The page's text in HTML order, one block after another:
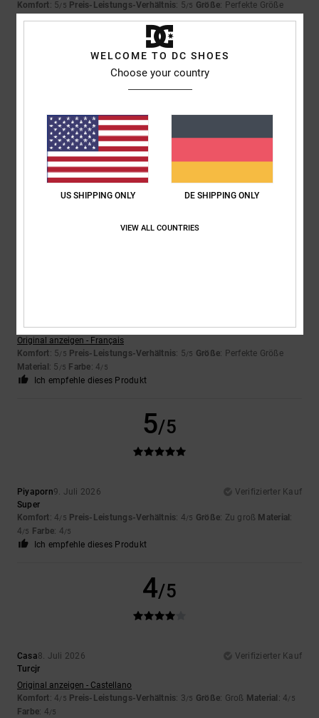
Komfort: 5/5 Preis-Leistungs-Verhältnis: 5/5 Größe: Perfekte Größe
Material: 5 Farbe: 5
5/5
9. Juli 2026
Ein sehr guter Preis
Original anzeigen - Castellano
Komfort: 4/5 Preis-Leistungs-Verhältnis
Material: 4 Farbe: 5
Ich empfehle dieses Produkt
Original anzeigen - Français
Komfort: 5/5 Preis-Leistungs-Verhältnis: 5/5 Größe: Perfekte Größe
Material: 5 /5 Farbe: 4/5
Ich empfehle dieses Produkt
5/5
Piyaporn9. Juli 2026
Verifizierter Kauf
Super
Komfort: 4/5 Preis-Leistungs-Verhältnis: 4/5 Größe: Zu groß Material:
4/5 Farbe: 4/5
Ich empfehle dieses Produkt
4/5
Casa8. Juli 2026
Verifizierter Kauf
Turcjr
Original anzeigen - Castellano
Komfort: 4/5 Preis-Leistungs-Verhältnis: 3/5 Größe: Groß Material : 4/5
Farbe: 4/5
WELCOME TO DC SHOES
Choose your country
US SHIPPING ONLY DE SHIPPING ONLY
VIEW ALL COUNTRIES